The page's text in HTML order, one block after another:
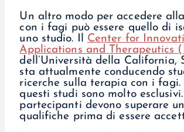
Un altro modo per accedere
con i fagi può essere quello di
uno studio. Il Center for
Applications and Therapeutics
dell’Università della California,
sta attualmente conducendo
ricerche sulla terapia con i fagi.
questi studi sono molto esclusivi. I
partecipanti devono superare
qualifiche prima di essere